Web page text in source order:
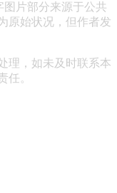
片部分来源于公共
原始状况，但作者发
理，如未及时联系本
任。